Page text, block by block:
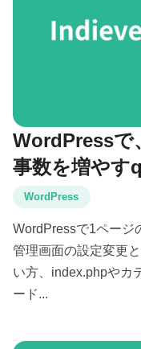
WordPressで
事数を増やす
WordPress
WordPressで1ページ
管理画面の設定変更
い方、index.phpやカ
ード...